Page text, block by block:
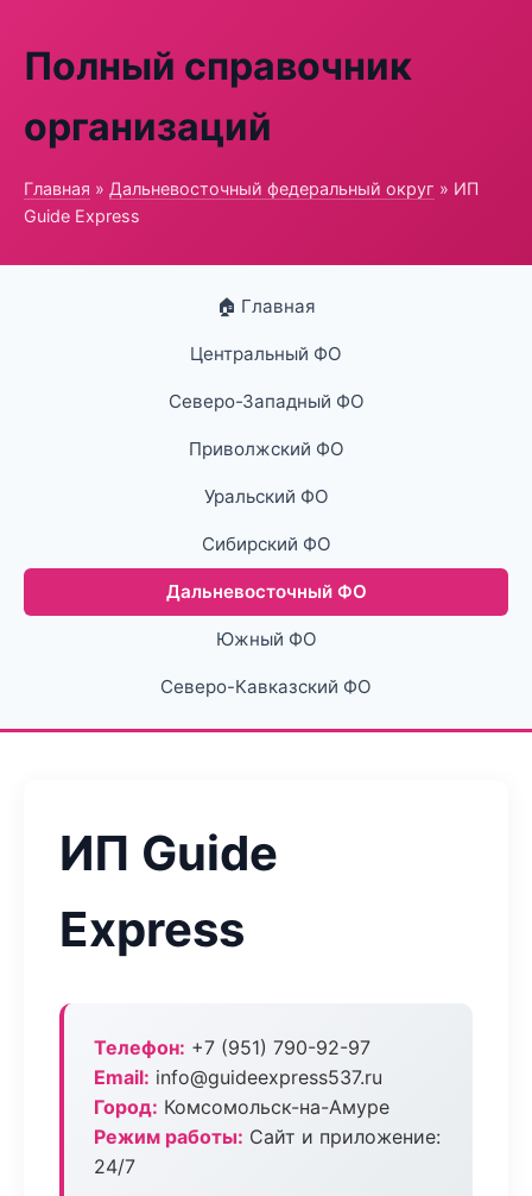
Полный справочник
организаций
Главная » Дальневосточный федеральный округ » ИП
Guide Express
🏠 Главная
Центральный ФО
Северо-Западный ФО
Приволжский ФО
Уральский ФО
Сибирский ФО
Дальневосточный ФО
Южный ФО
Северо-Кавказский ФО
ИП Guide
Express
Телефон: +7 (951) 790-92-97
Email: info@guideexpress537.ru
Город: Комсомольск-на-Амуре
Режим работы: Сайт и приложение:
24/7